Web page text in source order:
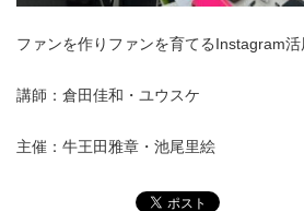
ファンを作りファンを育てるInstagram
講師：倉田佳和・ユウスケ
主催：牛王田雅章・池尾里絵